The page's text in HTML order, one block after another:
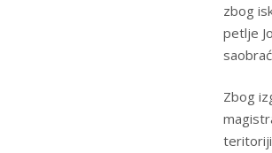
zbog
petlje
Zbog
teritoriji